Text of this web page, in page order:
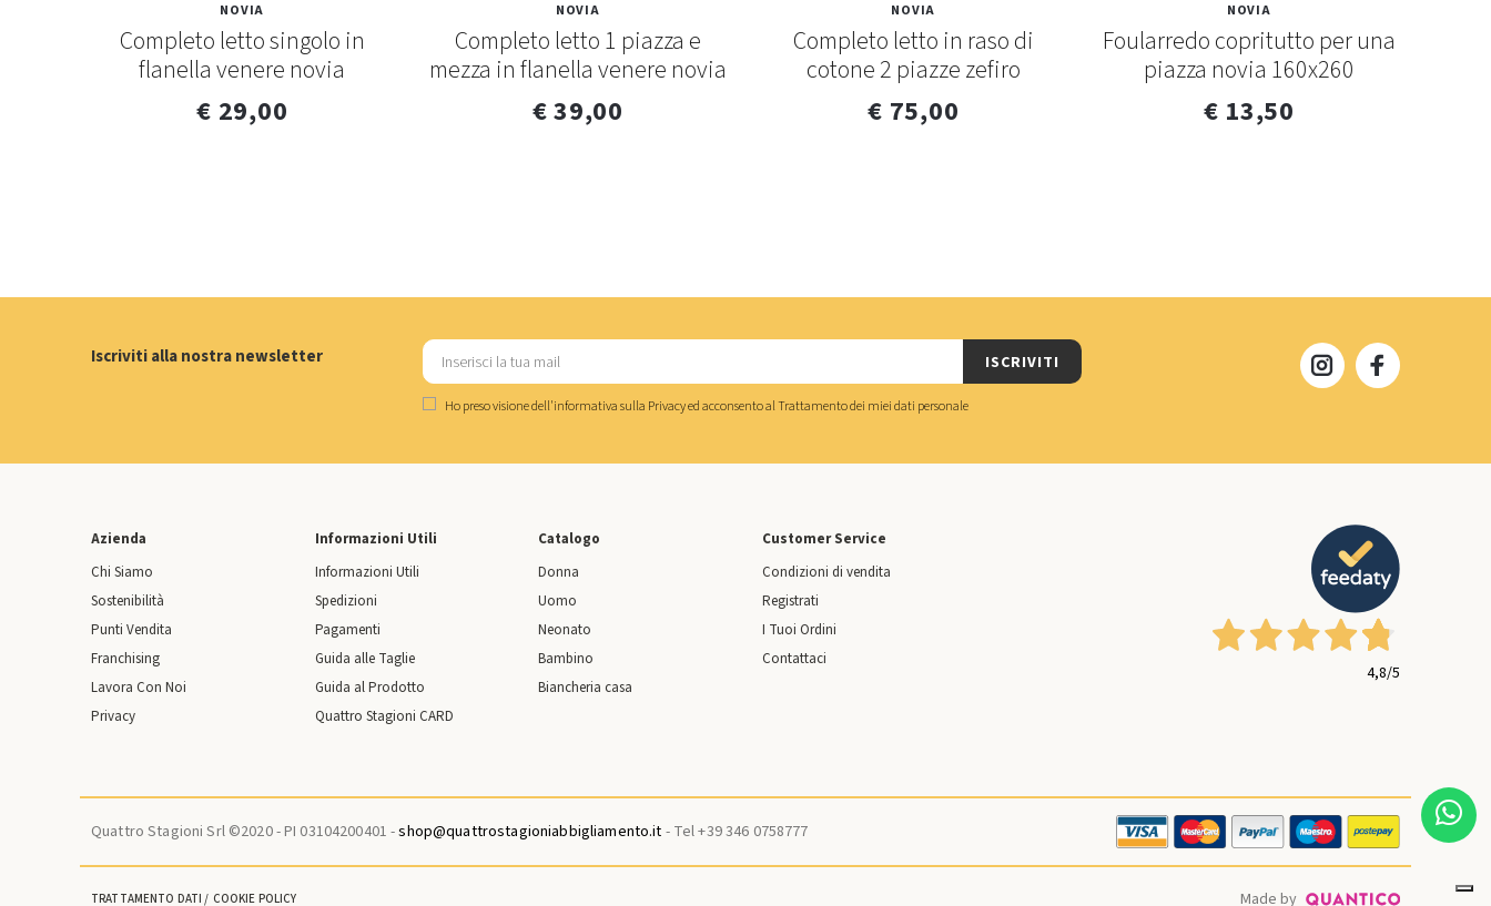
NOVIA
Completo letto singolo in
flanella venere novia
€ 29,00
NOVIA
Completo letto 1 piazza e
mezza in flanella venere novia
€ 39,00
NOVIA
Completo letto in raso di
cotone 2 piazze zefiro
€ 75,00
NOVIA
Foularredo copritutto per una
piazza novia 160x260
€ 13,50
Iscriviti alla nostra newsletter ISCRIVITI
Ho preso visione dell'informativa sulla Privacyed acconsento alTrattamento dei miei dati personale
Azienda
Chi Siamo
Sostenibilità
Punti Vendita
Franchising
Lavora Con Noi
Privacy
Informazioni Utili
Informazioni Utili
Spedizioni
Pagamenti
Guida alle Taglie
Guida al Prodotto
Quattro Stagioni CARD
Catalogo
Donna
Uomo
Neonato
Bambino
Biancheria casa
Customer Service
Condizioni di vendita
Registrati
I Tuoi Ordini
Contattaci
4,8/5
Quattro Stagioni Srl ©2020 - PI 03104200401 -shop@quattrostagioniabbigliamento.it - Tel +39 346 0758777
TRATTAMENTO DATI COOKIE POLICY Made by